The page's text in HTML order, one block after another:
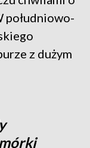
południowo-
z dużym